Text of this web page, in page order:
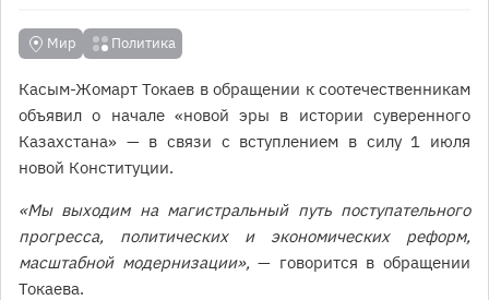
Мир Политика
Касым-Жомарт Токаев в обращении к соотечественникам
объявил о начале «новой эры в истории суверенного
Казахстана» — в связи с вступлением в силу 1 июля
новой Конституции.
«Мы выходим на магистральный путь поступательного
прогресса, политических и экономических реформ,
масштабной модернизации», — говорится в обращении
Токаева.